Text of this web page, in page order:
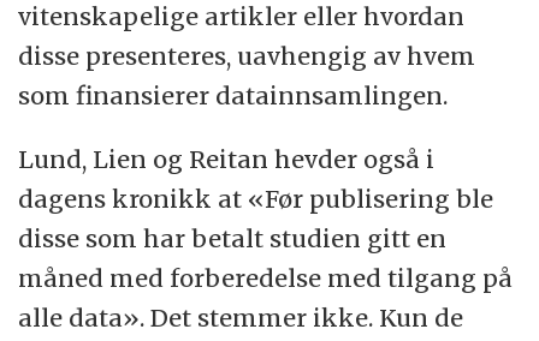
vitenskapelige artikler eller hvordan
disse presenteres, uavhengig av hvem
som finansierer datainnsamlingen.
Lund, Lien og Reitan hevder også i
dagens kronikk at «Før publisering ble
disse som har betalt studien gitt en
måned med forberedelse med tilgang på
alle data». Det stemmer ikke. Kun de